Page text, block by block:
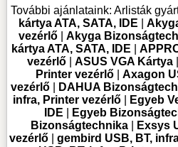
További ajánlataink: Arlisták
kártya ATA, SATA, IDE |
vezérlő| Akyga
kártya ATA, SATA, IDE |
vezérlő| ASUS VGA Kártya|
Printer vezérlő| Axagon
vezérlő
DAHUA
infra, Printer vezérlő|
Egyeb
IDE
Egyeb
Bizonságtechnika|
Exsys
vezérlő |gembird USB, BT,